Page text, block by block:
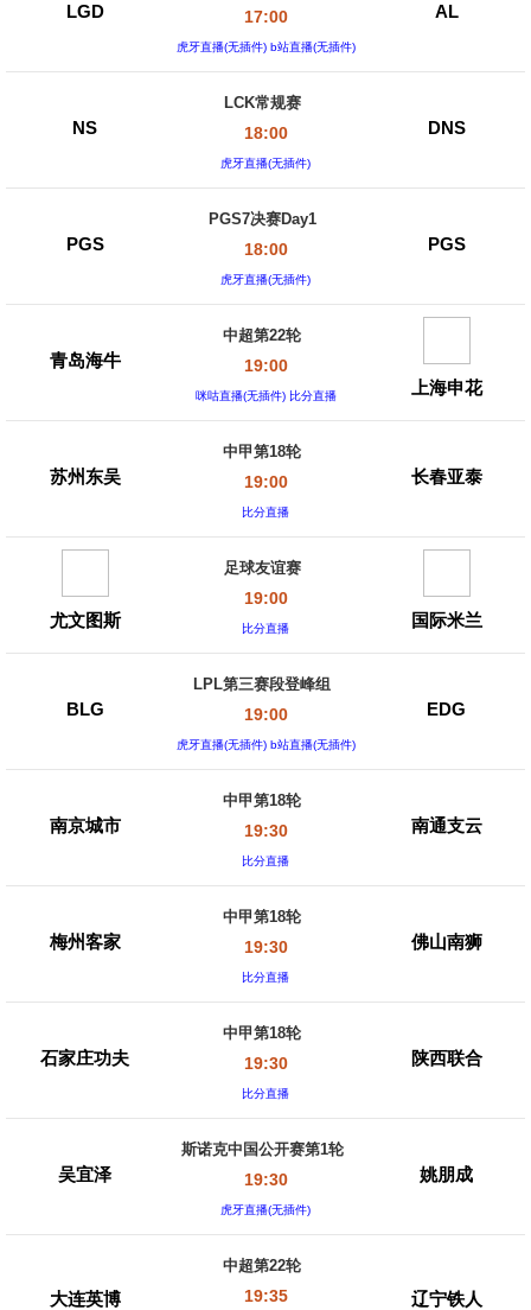
LGD 17:00
虎牙直播(无插件) b站直播(无插件)
AL
NS
LCK常规赛
18:00
虎牙直播(无插件)
DNS
PGS
PGS7决赛Day1
18:00
虎牙直播(无插件)
PGS
青岛海牛
中超第22轮
19:00
咪咕直播(无插件) 比分直播 上海申花
苏州东吴
中甲第18轮
19:00
比分直播
长春亚泰
尤文图斯
足球友谊赛
19:00
比分直播 国际米兰
BLG
LPL第三赛段登峰组
19:00
虎牙直播(无插件) b站直播(无插件)
EDG
南京城市
中甲第18轮
19:30
比分直播
南通支云
梅州客家
中甲第18轮
19:30
比分直播
佛山南狮
石家庄功夫
中甲第18轮
19:30
比分直播
陕西联合
吴宜泽
斯诺克中国公开赛第1轮
19:30
虎牙直播(无插件)
姚朋成
大连英博
中超第22轮
19:35 辽宁铁人